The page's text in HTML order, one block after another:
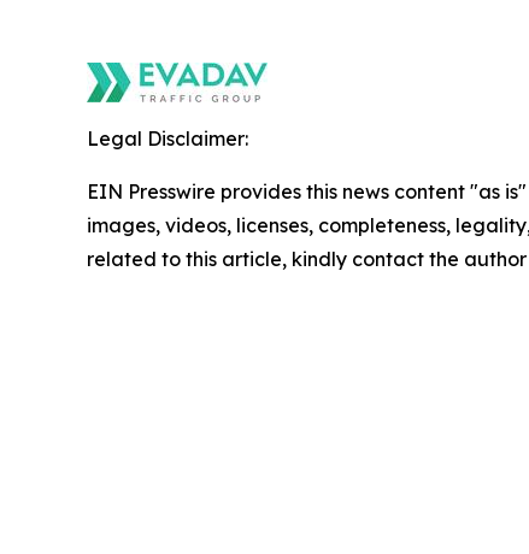
Legal Disclaimer:
EIN Presswire provides this news content "as
images, videos, licenses, completeness,
related to this article, kindly contact the